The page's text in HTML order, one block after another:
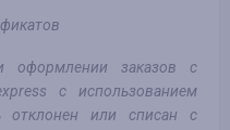
оформлении заказов с
с использованием
отклонен или списан с